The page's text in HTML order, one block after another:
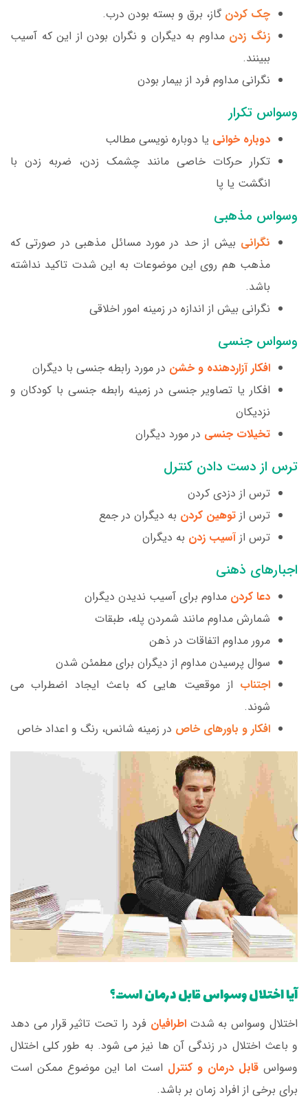
چک کردن گاز، برق و بسته بودن درب.
زنگ زدن مداوم به دیگران و نگران بودن از این که آسیب
ببینند.
نگرانی مداوم فرد از بیمار بودن
وسواس تکرار
دوباره خوانی یا دوباره نویسی مطالب
تکرار حرکات خاصی مانند چشمک زدن، ضربه زدن با
انگشت یا پا
وسواس مذهبی
نگرانی بیش از حد در مورد مسائل مذهبی در صورتی که
مذهب هم روی این موضوعات به این شدت تاکید نداشته
باشد.
نگرانی بیش از اندازه در زمینه امور اخلاقی
وسواس جنسی
افکار آزاردهنده و خشن در مورد رابطه جنسی با دیگران
افکار یا تصاویر جنسی در زمینه رابطه جنسی با کودکان و
نزدیکان
تخیلات جنسی در مورد دیگران
ترس از دست دادن کنترل
ترس از دزدی کردن
ترس از توهین کردن به دیگران در جمع
ترس ازآسیب زدن به دیگران
اجبارهای ذهنی
دعا کردن مداوم برای آسیب ندیدن دیگران
شمارش مداوم مانند شمردن پله، طبقات
مرور مداوم اتفاقات در ذهن
سوال پرسیدن مداوم از دیگران برای مطمئن شدن
اجتناب از موقعیت هایی که باعث ایجاد اضطراب می
شوند.
افکار و باورهای خاص در زمینه شانس، رنگ و اعداد خاص
آیا اختلال وسواس قابل درمان است؟
اختلال وسواس به شدتاطرافیان فرد را تحت تاثیر قرار می دهد
و باعث اختلال در زندگی آن ها نیز می شود. به طور کلی اختلال
وسواس قابل درمان و کنترل است اما این موضوع ممکن است
برای برخی از افراد زمان بر باشد.